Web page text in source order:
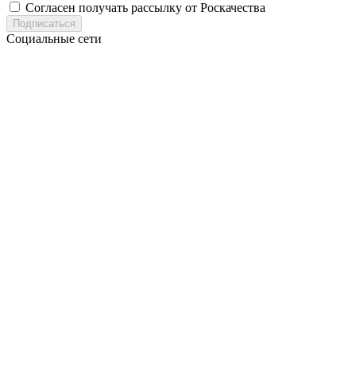
Согласен получать рассылку от Роскачества
Подписаться
Социальные сети